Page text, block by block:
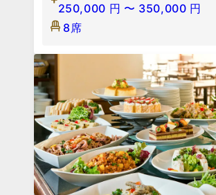
250,000 円 〜 350,000 円
8席